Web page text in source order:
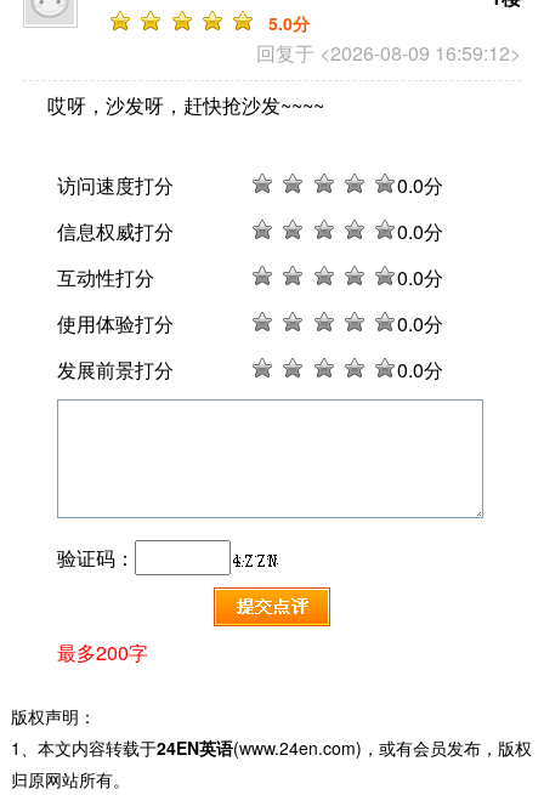
回复于 <2026-08-09 16:59:12>
5.0分
哎呀，沙发呀，赶快抢沙发~~~~
访问速度打分 0.0分
信息权威打分
0.0分
互动性打分
0.0分
使用体验打分
0.0分
发展前景打分
0.0分
验证码：
最多200字
版权声明：
1、本文内容转载于24EN英语(www.24en.com)，或有会员发布，版权
归原网站所有。